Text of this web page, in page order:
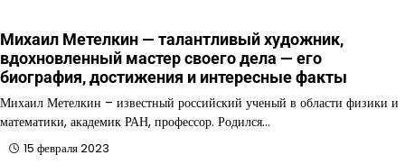
Михаил Метелкин — талантливый художник,
вдохновленный мастер своего дела — его
биография, достижения и интересные факты
Михаил Метелкин – известный российский ученый в области физики и
математики, академик РАН, профессор. Родился…
15 февраля 2023